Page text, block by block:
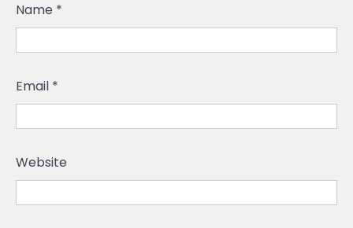
Name *
Email *
Website